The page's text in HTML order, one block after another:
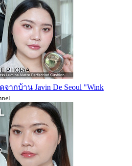
กบ้าน Javin De Seoul "Wink